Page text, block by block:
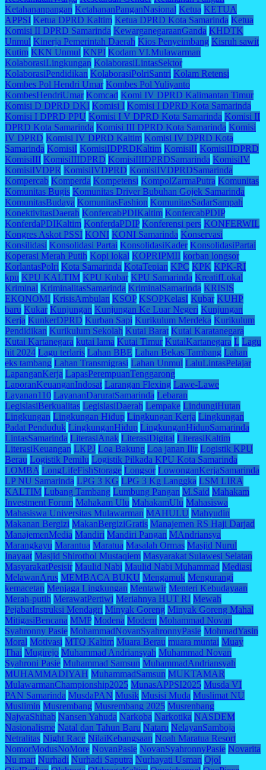
Ketahananpangan KetahananPanganNasional Ketua KETUA
APPSI Ketua DPRD Kaltim Ketua DPRD Kota Samarinda Ketua
Komisi II DPRD Samarinda KewarganegaraanGanda KHDTK
Unmul Kinerja Pemerintah Daerah Kios Penyeimbang Kisruh sawit
Kutim KKN Unmul KNPI Kodam VI.Mulawarman
KolaborasiLingkungan KolaborasiLintasSektor
KolaborasiPendidikan KolaborasiPolriSantri Kolam Retensi
Kombes Pol Hendri Umar Kombes Pol Yuliyanto
KombesHendriUmar Komcad Komi IV DPRD Kalimantan Timur
Komisi D DPRD DKI Komisi I Komisi I DPRD Kota Samarinda
Komisi I DPRD PPU Komisi I V DPRD Kota Samarinda Komisi II
DPRD Kota Samarinda Komisi III DPRD Kota Samarinda Komisi
IV DPRD Komisi IV DPRD Kaltim Komisi IV DPRD Kota
Samarinda KomisiI KomisiIDPRDKaltim KomisiII KomisiIIDPRD
KomisiIII KomisiIIIDPRD KomisiIIIDPRDSamarinda KomisiIV
KomisiIVDPR KomisiIVDPRD KomisiIVDPRDSamarinda
Kompercab Komperda Kompetensi KompolZarmaPutra Komunitas
Komunitas Bugis Komunitas Driver Bubuhan Gojek Samarinda
KomunitasBudaya KomunitasFashion KomunitasSadarSampah
KonektivitasDaerah KonfercabPDIKaltim KonfercabPDIP
KonferdaPDIKaltim KonferdaPDIP Konferensi pers KONFERWIL
Kongres Askot PSSI KONI KONI Samarinda Konservasi
Konsilidasi Konsolidasi Partai KonsolidasiKader KonsolidasiPartai
Koperasi Merah Putih Kopi lokal KOPRIPMII korban longsor
KorlantasPolri Kota Samarinda KotaTepian KPC KPK KPK-RI
kpu KPU KALTIM KPU Kubar KPU Samarinda KreatifLokal
Kriminal KriminalitasSamarinda KriminalSamarinda KRISIS
EKONOMI KrisisAmbulan KSOP KSOPKelasI Kubar KUHP
baru Kukar Kunjungan Kunjungan Ke Luar Negeri Kunjungan
Kerja KunkerDPRD Kurban Sapi Kurikulum Merdeka Kurikulum
Pendidikan Kurikulum Sekolah Kutai Barat Kutai Karatanegara
Kutai Kartanegara kutai lama Kutai Timur KutaiKartanegara L Lagu
hit 2024 Lagu terlaris Lahan BBE Lahan Bekas Tambang Lahan
eks tambang Lahan Transmigrasi Lahan Unmul LaluLintasPelajar
LapanganKerja LapasPerempuanTenggarong
LaporanKeuanganIndosat Larangan Flexing Lawe-Lawe
Layanan110 LayananDaruratSamarinda Lebaran
LegislasiBerkualitas LegislasiDaerah Lempake LindungiHutan
Lingkungan Lingkungan Hidup Lingkungan Kerja Lingkungan
Padat Penduduk LingkunganHidup LingkunganHidupSamarinda
LintasSamarinda LiterasiAnak LiterasiDigital LiterasiKaltim
LiterasiKeuangan LKPJ Loa Bakung Loa janan Ilir Logistik KPU
Berau Logistik Pemilu Logistik Pilkada KPU Kota Samarinda
LOMBA LongLifeFishStorage Longsor LowonganKerjaSamarinda
LP NU Samarinda LPG 3 KG LPG 3 Kg Langgka LSM LIRA
KALTIM Lubang Tambang Lumbung Pangan M.Said Mahakam
Investment Forum Mahakam Ulu MahakamUlu Mahasiswa
Mahasiswa Universitas Mulawarman MAHULU Mahyudin
Makanan Bergizi MakanBergiziGratis Manajemen RS Haji Darjad
ManajemenMedia Mandiri Mandiri Pangan MAndriansya
Marangkayu Marantua Maratua Masalah Ormas Masjid Nurul
Inayaat Masjid Shirothol Mustaqiem Masyarakat Sulawesi Selatan
MasyarakatPesisir Maulid Nabi Maulid Nabi Muhammad Mediasi
MelawanArus MEMBACA BUKU Mengamuk Mengurangi
kemacetan Menjaga Lingkungan Mentawir Menteri Kebudayaan
Merah-putih MerawatPertiwi Meriahnya HUT RI Mewah
PejabatInstruksi Mendagri Minyak Goreng Minyak Goreng Mahal
MitigasiBencana MMP Modena Modern Mohammad Novan
Syahronny Pasie MohammadNovanSyahronnyPasie MohmadYasin
Moral Motivasi MTQ Kaltim Muara Berau muara muntai Muay
Thai Mugirejo Muhammad Andriansyah Muhammad Novan
Syahroni Pasie Muhammad Samsun MuhammadAndriansyah
MUHAMMADIYAH MuhammadSamsun MUKTAMAR
MulawarmanChampionship2025 MunasAPPSI2025 Musda VI
PAN Samarinda MusdaPAN Musik Musisi Muda Muslimat NU
Muslimin Musrembang Musrembang 2025 Musrenbang
NajwaShihab Nansen Yahuda Narkoba Narkotika NASDEM
Nasionalisme Natal dan Tahun Baru Nataru NelayanSamboja
Netralitas Night Race NilaiKebangsaan Noah Maratua Resort
NomorModusNoMore NovanPasie NovanSyahronnyPasie Novarita
Nu mart Nurhadi Nurhadi Saputra Nurhayati Usman Ojol